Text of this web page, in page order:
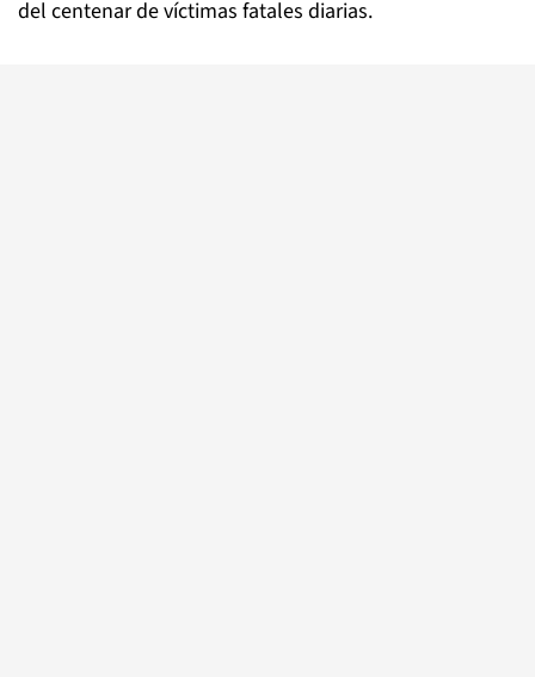
del centenar de víctimas fatales diarias.